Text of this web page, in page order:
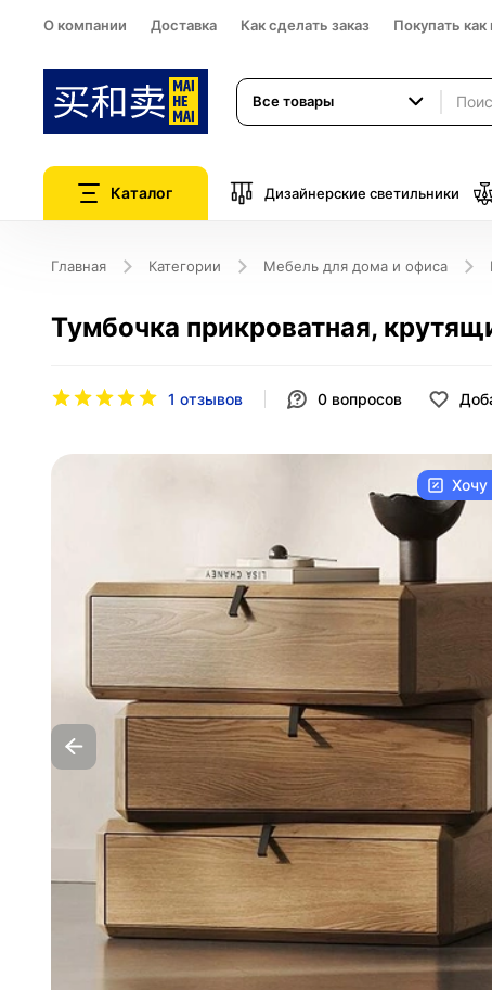
О компании Доставка Как сделать заказ Покупать
Все товары
Каталог Дизайнерские светильники
Главная Категории Мебель для дома и офиса
Тумбочка прикроватная,
1 отзывов 0 вопросов
Хочу